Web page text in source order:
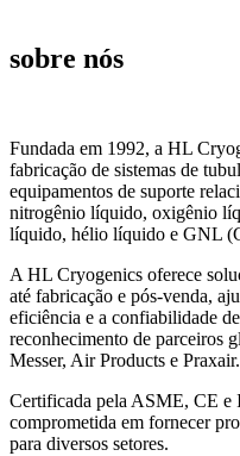
sobre nós
Fundada em 1992, a HL
fabricação de sistemas de
equipamentos de suporte
nitrogênio líquido, oxigênio
líquido, hélio líquido e GNL
A HL Cryogenics oferece
até fabricação e pós-venda,
eficiência e a confiabilidade
reconhecimento de parceiros
Messer, Air Products e Praxair.
Certificada pela ASME, CE e
comprometida em fornecer
para diversos setores.